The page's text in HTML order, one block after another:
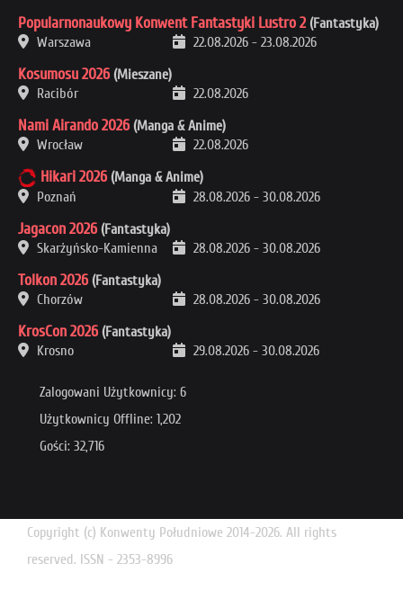
Popularnonaukowy Konwent Fantastyki Lustro 2 (Fantastyka)
Warszawa
22.08.2026 - 23.08.2026
Kosumosu 2026 (Mieszane)
Racibór
22.08.2026
Nami Airando 2026 (Manga & Anime)
Wrocław
22.08.2026
Hikari 2026 (Manga & Anime)
Poznań
28.08.2026 - 30.08.2026
Jagacon 2026 (Fantastyka)
Skarżyńsko-Kamienna
28.08.2026 - 30.08.2026
Tolkon 2026 (Fantastyka)
Chorzów
28.08.2026 - 30.08.2026
KrosCon 2026 (Fantastyka)
Krosno
29.08.2026 - 30.08.2026
Zalogowani Użytkownicy: 6
Użytkownicy Offline: 1,202
Gości: 32,716
Copyright (c) Konwenty Południowe 2014-2026. All rights
reserved. ISSN - 2353-8996